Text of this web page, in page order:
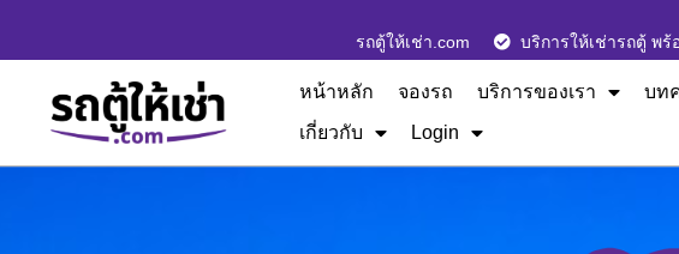
รถตู้ให้เช่า.com บริการให้เช่ารถตู้ พ
หน้าหลัก จองรถ บริการของเรา บท
เกี่ยวกับ
Login